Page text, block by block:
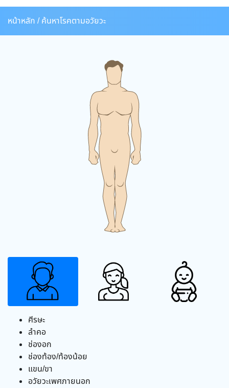
หน้าหลัก /ค้นหาโรคตามอวัยวะ
ศีรษะ
ลำคอ
ช่องอก
ช่องท้อง/ท้องน้อย
แขน/ขา
อวัยวะเพศภายนอก